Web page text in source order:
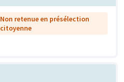
Non retenue en présélection
citoyenne